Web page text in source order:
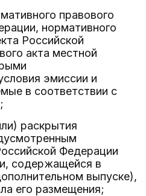
правового
нормативного
Российской
акта местной
эмиссии и
в соответствии с
раскрытия
Федерации
содержащейся в
выпуске),
его размещения;